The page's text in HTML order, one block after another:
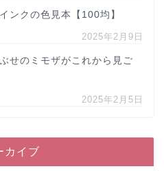
ンクの色見本【100均】
2025年2月9日
せのミモザがこれから見ご
2025年2月5日
カイブ